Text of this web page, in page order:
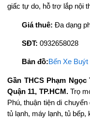
giấc tự do, hỗ trợ lắp nội
Giá thuê: Đa dạng
SĐT: 0932658028
Bản đồ:Bến Xe
Gần THCS Phạm
Quận 11, TP.HCM.Trọ
Phú, thuận tiện di
tủ lạnh, máy lạnh, tủ